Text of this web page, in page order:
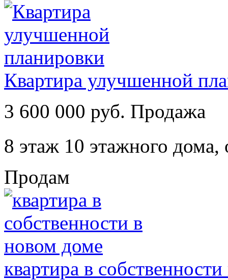
Квартира улучшенной
3 600 000 руб. Продажа
8 этаж 10 этажного дома,
Продам
квартира в